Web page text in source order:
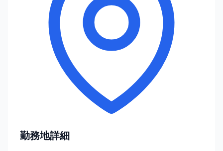
勤務地詳細